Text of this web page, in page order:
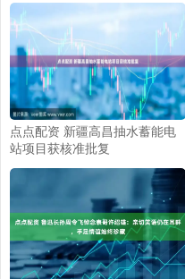
点点配资 新疆高昌抽水蓄能电
站项目获核准批复